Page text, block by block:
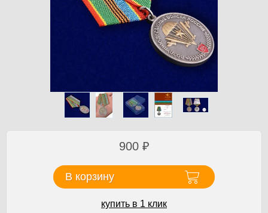
900 ₽
В корзину
купить в 1 клик